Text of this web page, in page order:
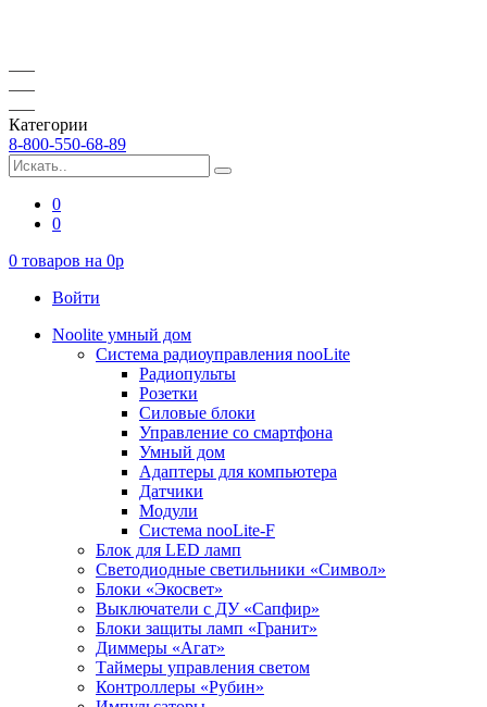
Категории
8-800-550-68-89
0
0
0 товаров на 0p
Войти
Noolite умный дом
Система радиоуправления nooLite
Радиопульты
Розетки
Силовые блоки
Управление со смартфона
Умный дом
Адаптеры для компьютера
Датчики
Модули
Система nooLite-F
Блок для LED ламп
Светодиодные светильники «Символ»
Блоки «Экосвет»
Выключатели с ДУ «Сапфир»
Блоки защиты ламп «Гранит»
Диммеры «Агат»
Таймеры управления светом
Контроллеры «Рубин»